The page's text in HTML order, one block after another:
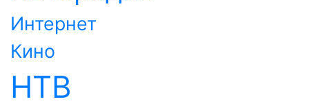
Интернет
Кино
НТВ